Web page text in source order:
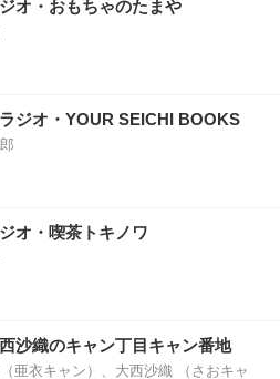
オ・おもちゃのたまや
ジオ・YOUR SEICHI BOOKS
オ・喫茶トキノワ
沙織のキャン丁目キャン番地
亜衣キャン）、大西沙織 （さおキャ